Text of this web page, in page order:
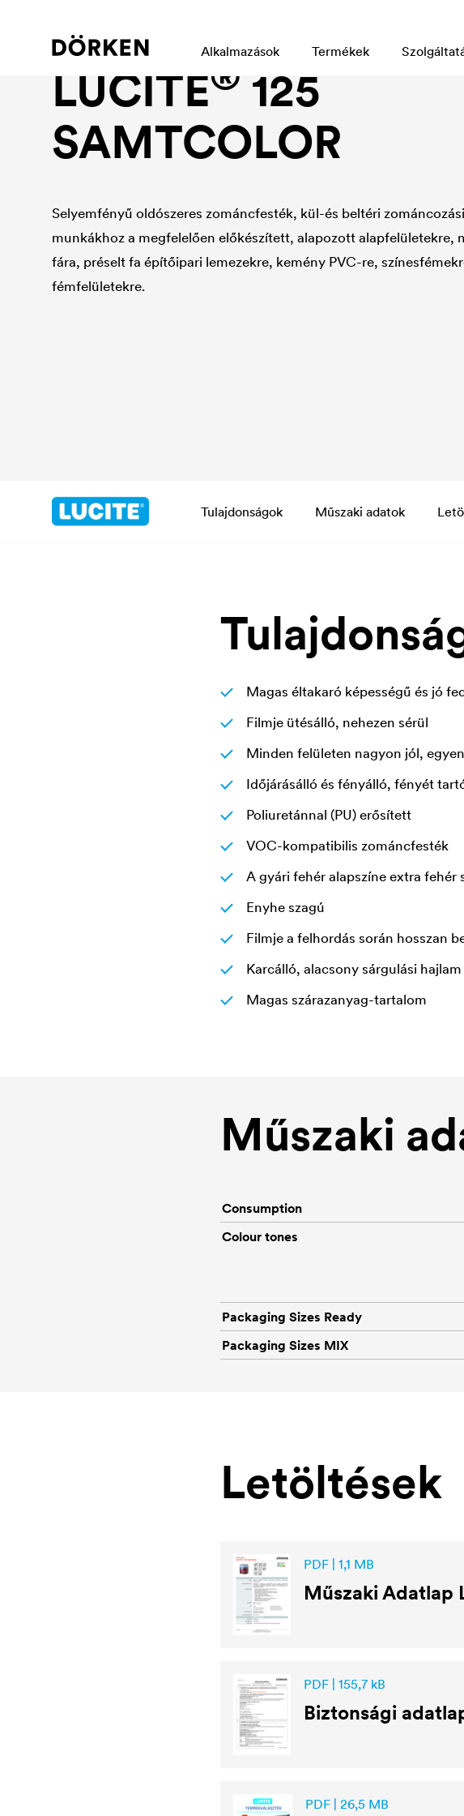
Alkalmazások Termékek
Construction paints and varnishes Solvend-based
LUCITE® 125
SAMTCOLOR
Selyemfényű oldószeres zománcfesték, kül-és beltéri zománcozási
munkákhoz a megfelelően előkészített, alapozott alapfelületekre,
fára, préselt fa építőipari lemezekre, kemény PVC-re,
fémfelületekre.
Tulajdonságok Műszaki adatok
Magas éltakaró képességű és jó
Filmje ütésálló, nehezen sérül
Minden felületen nagyon jól,
Időjárásálló és fényálló, fényét
Poliuretánnal (PU) erősített
VOC-kompatibilis zománcfesték
A gyári fehér alapszíne extra fehér
Enyhe szagú
Filmje a felhordás során hosszan
Karcálló, alacsony sárgulási hajlam
Magas szárazanyag-tartalom
Műszaki
Consumption
Colour tones
Packaging Sizes Ready
Packaging Sizes MIX
Letöltések
PDF | 1,1 MB
Műszaki Adatlap
PDF | 155,7 kB
Biztonsági
PDF | 26,5 MB